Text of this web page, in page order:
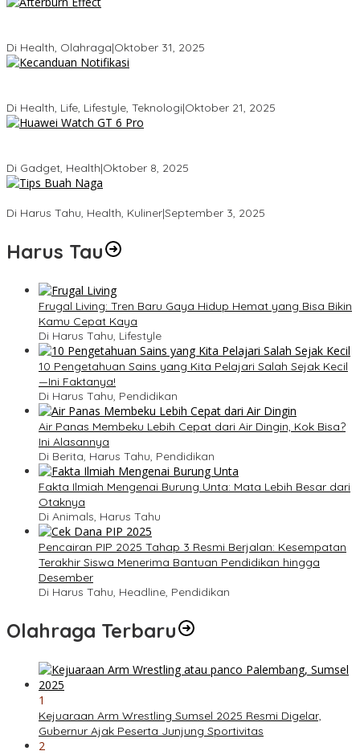
Di Health, Olahraga|Oktober 31, 2025
Di Health, Life, Lifestyle, Teknologi|Oktober 21, 2025
Di Gadget, Health|Oktober 8, 2025
Di Harus Tahu, Health, Kuliner|September 3, 2025
Harus Tau
Frugal Living: Tren Baru Gaya Hidup Hemat yang Bisa Bikin
Kamu Cepat Kaya
Di Harus Tahu, Lifestyle
10 Pengetahuan Sains yang Kita Pelajari Salah Sejak Kecil
—Ini Faktanya!
Di Harus Tahu, Pendidikan
Air Panas Membeku Lebih Cepat dari Air Dingin, Kok Bisa?
Ini Alasannya
Di Berita, Harus Tahu, Pendidikan
Fakta Ilmiah Mengenai Burung Unta: Mata Lebih Besar dari
Otaknya
Di Animals, Harus Tahu
Pencairan PIP 2025 Tahap 3 Resmi Berjalan: Kesempatan
Terakhir Siswa Menerima Bantuan Pendidikan hingga
Desember
Di Harus Tahu, Headline, Pendidikan
Olahraga Terbaru
1
Kejuaraan Arm Wrestling Sumsel 2025 Resmi Digelar,
Gubernur Ajak Peserta Junjung Sportivitas
2